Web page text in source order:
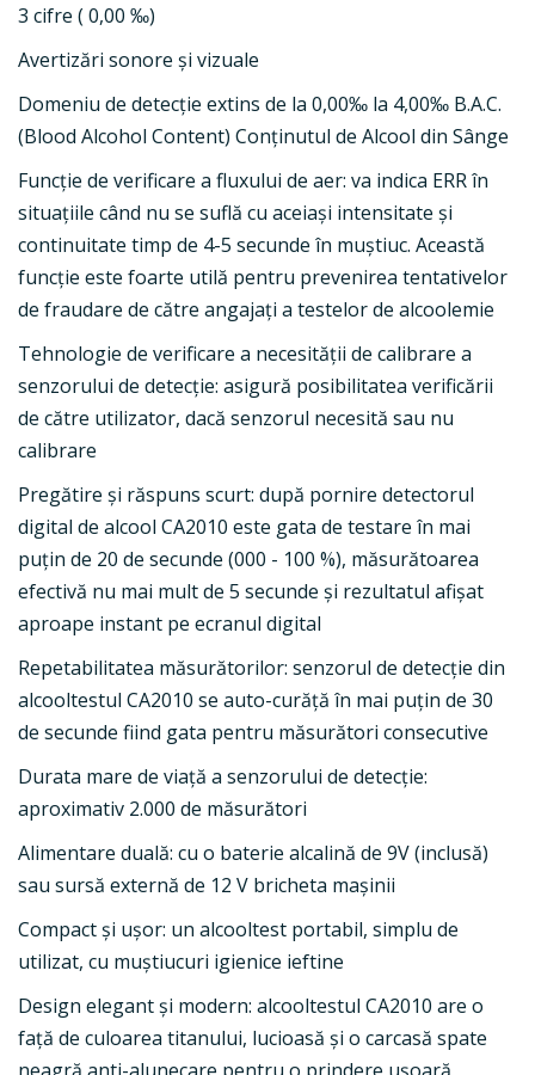
3 cifre ( 0,00 ‰)
Avertizări sonore şi vizuale
Domeniu de detecţie extins de la 0,00‰ la 4,00‰ B.A.C.
(Blood Alcohol Content) Conținutul de Alcool din Sânge
Funcție de verificare a fluxului de aer: va indica ERR în
situațiile când nu se suflă cu aceiași intensitate şi
continuitate timp de 4-5 secunde în muștiuc. Această
funcție este foarte utilă pentru prevenirea tentativelor
de fraudare de către angajați a testelor de alcoolemie
Tehnologie de verificare a necesității de calibrare a
senzorului de detecție: asigură posibilitatea verificării
de către utilizator, dacă senzorul necesită sau nu
calibrare
Pregătire şi răspuns scurt: după pornire detectorul
digital de alcool CA2010 este gata de testare în mai
puţin de 20 de secunde (000 - 100 %), măsurătoarea
efectivă nu mai mult de 5 secunde şi rezultatul afișat
aproape instant pe ecranul digital
Repetabilitatea măsurătorilor: senzorul de detecție din
alcooltestul CA2010 se auto-curăţă în mai puţin de 30
de secunde fiind gata pentru măsurători consecutive
Durata mare de viață a senzorului de detecție:
aproximativ 2.000 de măsurători
Alimentare duală: cu o baterie alcalină de 9V (inclusă)
sau sursă externă de 12 V bricheta maşinii
Compact şi uşor: un alcooltest portabil, simplu de
utilizat, cu muștiucuri igienice ieftine
Design elegant şi modern: alcooltestul CA2010 are o
față de culoarea titanului, lucioasă şi o carcasă spate